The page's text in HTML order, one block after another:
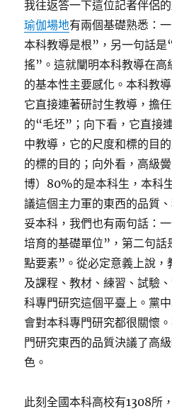
我往返答一下這位記者伴侶
瑜伽場地有兩個基礎熟悉：
本科教導是根”，另一句話是
搖”。這就闡明本科教導在
的基本性主要感化。本科教
它直接連著研討生教導，擔
的“毛坯”；向下看，它直接
中教導，它的尺度和標的目
的標的目的；向外看，高級
博）80%的是本科生，本科
議這個主力軍的東西的品質
妥本科，我們也有兩句話：
培育的基礎單位”，第二句話
點要素”。從必定意義上說
及課程、教材、練習、試驗
科專門研究這個平臺上。黨
會對本科專門研究都很關懷
門研究東西的品質決議了高
色。
此刻全國本科高校有1308所